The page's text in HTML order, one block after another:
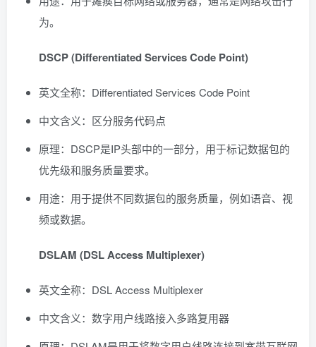
为。
DSCP (Differentiated Services Code Point)
英文全称：Differentiated Services Code Point
中文含义：区分服务代码点
原理：DSCP是IP头部中的一部分，用于标记数据包的
优先级和服务质量要求。
用途：用于提供不同数据包的服务质量，例如语音、视
频或数据。
DSLAM (DSL Access Multiplexer)
英文全称：DSL Access Multiplexer
中文含义：数字用户线路接入多路复用器